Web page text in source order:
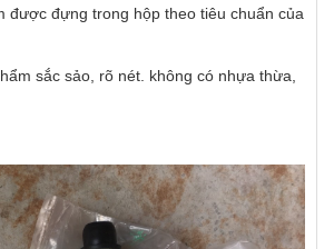
được đựng trong hộp theo tiêu chuẩn của
sắc sảo, rõ nét. không có nhựa thừa,